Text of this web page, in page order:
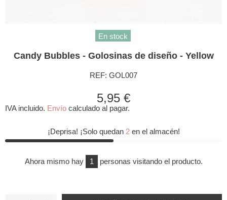
En stock
Candy Bubbles - Golosinas de diseño - Yellow
REF: GOL007
5,95 €
IVA incluido. Envío calculado al pagar.
¡Deprisa! ¡Solo quedan 2en el almacén!
Ahora mismo hay 1 personas visitando el producto.